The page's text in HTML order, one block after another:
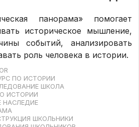
панорама» помогает
историческое мышление,
событий, анализировать
роль человека в истории.
ПО ИСТОРИИ
ШКОЛА
ИСТОРИИ
НАСЛЕДИЕ
ШКОЛЬНИКИ